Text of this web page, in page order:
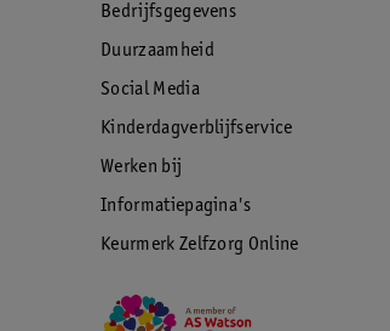
Bedrijfsgegevens
Duurzaamheid
Social Media
Kinderdagverblijfservice
Werken bij
Informatiepagina's
Keurmerk Zelfzorg Online